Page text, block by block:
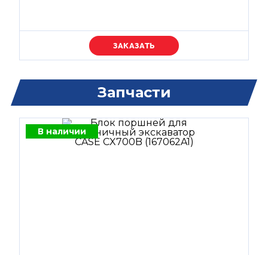
Уточняйте цену
Запчасти
В наличии